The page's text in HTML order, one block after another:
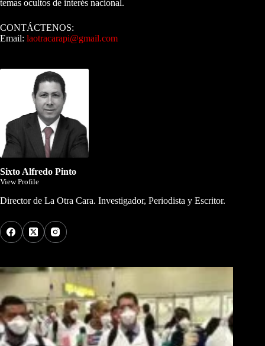
temas ocultos de interés nacional.
CONTÁCTENOS:
Email: laotracarapi@gmail.com
Sixto Alfredo Pinto
View Profile
Director de La Otra Cara. Investigador, Periodista y Escritor.